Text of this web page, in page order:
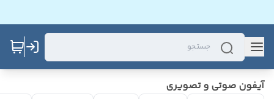
آیفون صوتی و تصویری